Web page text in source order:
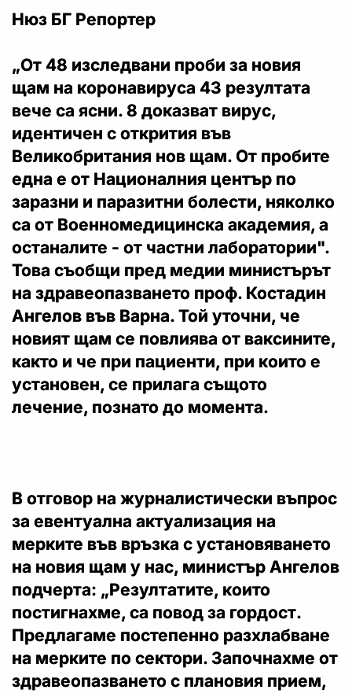
Нюз БГ Репортер
„От 48 изследвани проби за новия
щам на коронавируса 43 резултата
вече са ясни. 8 доказват вирус,
идентичен с открития във
Великобритания нов щам. От пробите
една е от Националния център по
заразни и паразитни болести, няколко
са от Военномедицинска академия, а
останалите - от частни лаборатории".
Това съобщи пред медии министърът
на здравеопазването проф. Костадин
Ангелов във Варна. Той уточни, че
новият щам се повлиява от ваксините,
както и че при пациенти, при които е
установен, се прилага същото
лечение, познато до момента.
В отговор на журналистически въпрос
за евентуална актуализация на
мерките във връзка с установяването
на новия щам у нас, министър Ангелов
подчерта: „Резултатите, които
постигнахме, са повод за гордост.
Предлагаме постепенно разхлабване
на мерките по сектори. Започнахме от
здравеопазването с плановия прием,